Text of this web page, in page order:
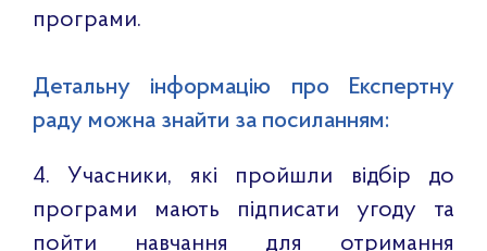
програми.
Детальну інформацію про Експертну
раду можна знайти за посиланням:
4. Учасники, які пройшли відбір до
програми мають підписати угоду та
пойти навчання для отримання